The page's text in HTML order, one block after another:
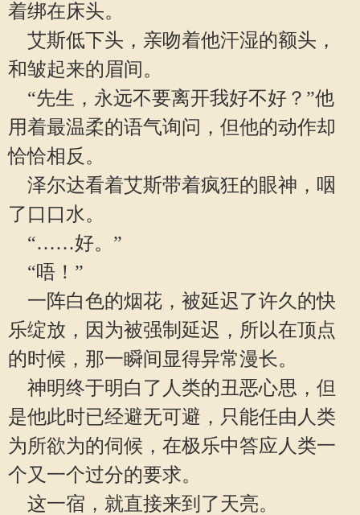
着绑在床头。
艾斯低下头，亲吻着他汗湿的额头，
和皱起来的眉间。
“先生，永远不要离开我好不好？”他
用着最温柔的语气询问，但他的动作却
恰恰相反。
泽尔达看着艾斯带着疯狂的眼神，咽
了口口水。
“……好。”
“唔！”
一阵白色的烟花，被延迟了许久的快
乐绽放，因为被强制延迟，所以在顶点
的时候，那一瞬间显得异常漫长。
神明终于明白了人类的丑恶心思，但
是他此时已经避无可避，只能任由人类
为所欲为的伺候，在极乐中答应人类一
个又一个过分的要求。
这一宿，就直接来到了天亮。